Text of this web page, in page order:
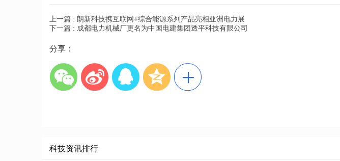
上一篇 : 朗新科技携互联网+综合能源系列产品亮相亚洲电力展
下一篇 : 成都电力机械厂更名为中国电建集团透平科技有限公司
分享：
科技资讯排行